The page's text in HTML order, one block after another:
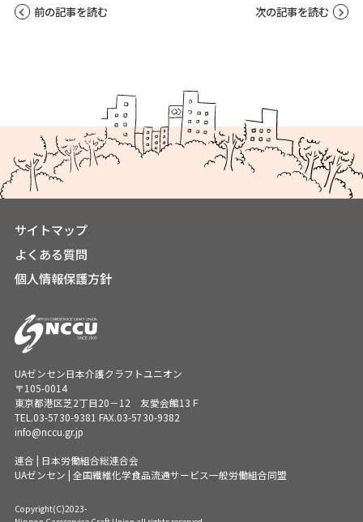
前の記事を読む 次の記事を読む
サイトマップ
よくある質問
個人情報保護方針
UAゼンセン日本介護クラフトユニオン
〒105-0014
東京都港区芝2丁目20－12 友愛会館13Ｆ
TEL.03-5730-9381 FAX.03-5730-9382
info@nccu.gr.jp
連合 | 日本労働組合総連合会
UAゼンセン | 全国繊維化学食品流通サービス一般労働組合同盟
Copyright(C)2023-